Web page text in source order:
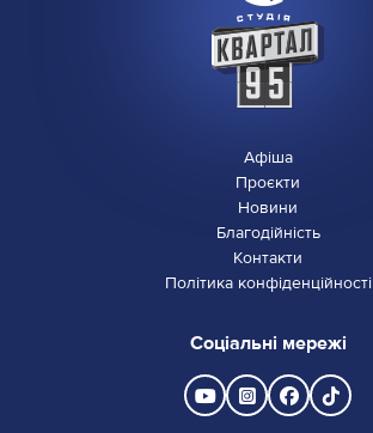
Афіша
Проєкти
Новини
Благодійність
Контакти
Політика конфіденційності
Соціальні мережі